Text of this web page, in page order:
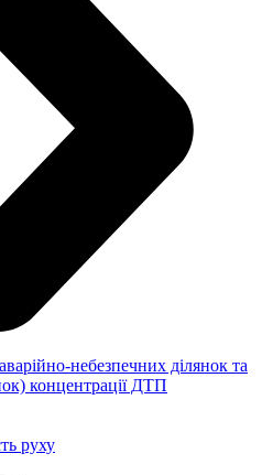
небезпечних ділянок та
концентрації ДТП
руху